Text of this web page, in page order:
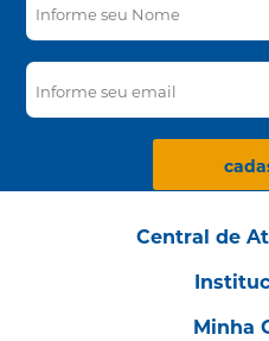
Central de
Minha